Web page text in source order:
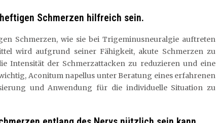
Schmerzen hilfreich sein.
Schmerzen, wie sie bei Trigeminusneuralgie auftreten
wird aufgrund seiner Fähigkeit, akute Schmerzen zu
Intensität der Schmerzattacken zu reduzieren und eine
Aconitum napellus unter Beratung eines erfahrenen
und Anwendung für die individuelle Situation zu